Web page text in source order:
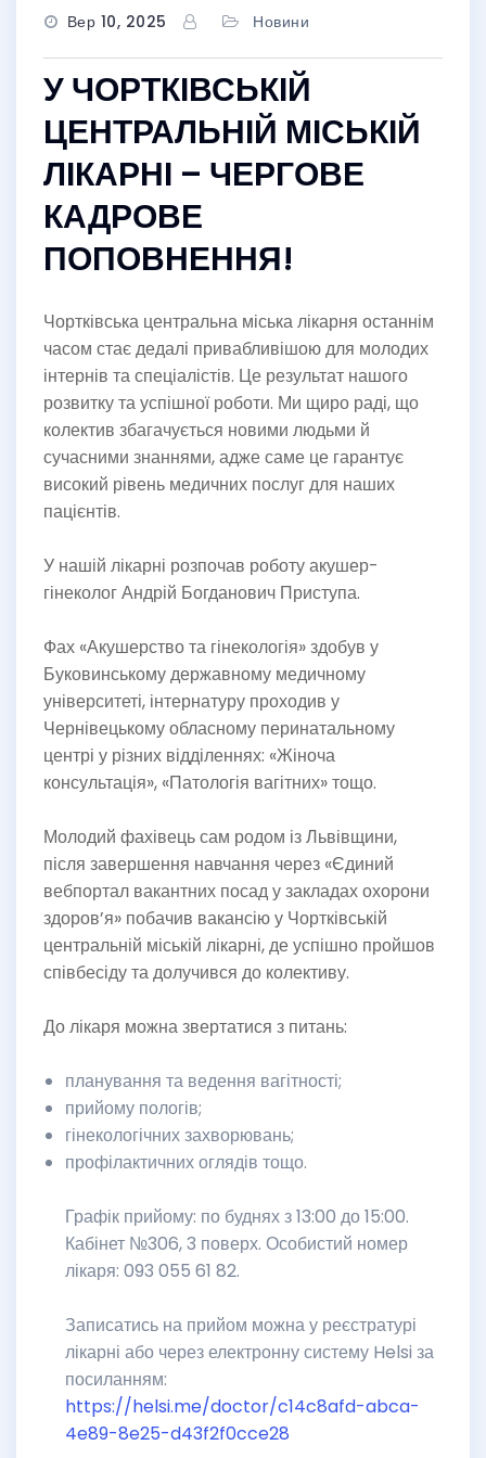
Вер 10, 2025 Новини
У ЧОРТКІВСЬКІЙ
ЦЕНТРАЛЬНІЙ МІСЬКІЙ
ЛІКАРНІ – ЧЕРГОВЕ
КАДРОВЕ
ПОПОВНЕННЯ!
Чортківська центральна міська лікарня останнім
часом стає дедалі привабливішою для молодих
інтернів та спеціалістів. Це результат нашого
розвитку та успішної роботи. Ми щиро раді, що
колектив збагачується новими людьми й
сучасними знаннями, адже саме це гарантує
високий рівень медичних послуг для наших
пацієнтів.
У нашій лікарні розпочав роботу акушер-
гінеколог Андрій Богданович Приступа.
Фах «Акушерство та гінекологія» здобув у
Буковинському державному медичному
університеті, інтернатуру проходив у
Чернівецькому обласному перинатальному
центрі у різних відділеннях: «Жіноча
консультація», «Патологія вагітних» тощо.
Молодий фахівець сам родом із Львівщини,
після завершення навчання через «Єдиний
вебпортал вакантних посад у закладах охорони
здоров’я» побачив вакансію у Чортківській
центральній міській лікарні, де успішно пройшов
співбесіду та долучився до колективу.
До лікаря можна звертатися з питань:
планування та ведення вагітності;
прийому пологів;
гінекологічних захворювань;
профілактичних оглядів тощо.
Графік прийому: по буднях з 13:00 до 15:00.
Кабінет №306, 3 поверх. Особистий номер
лікаря: 093 055 61 82.
Записатись на прийом можна у реєстратурі
лікарні або через електронну систему Helsi за
посиланням:
https://helsi.me/doctor/c14c8afd-abca-
4e89-8e25-d43f2f0cce28